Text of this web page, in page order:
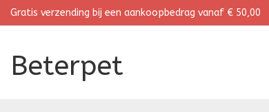
Gratis verzending bij een aankoopbedrag vanaf € 50,00
Beterpet